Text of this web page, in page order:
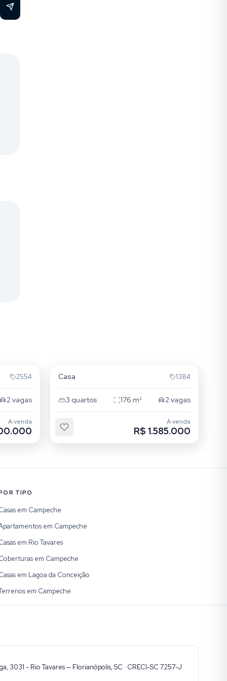
2554
2vagas
À venda
Casa 1384
3 quartos 176 m² 2vagas
À venda
R$ 1.585.000
TIPO
em Campeche
em Campeche
em Rio Tavares
em Campeche
em Lagoa da Conceição
em Campeche
3031 - Rio Tavares — Florianópolis, SC · CRECI-SC 7257-J